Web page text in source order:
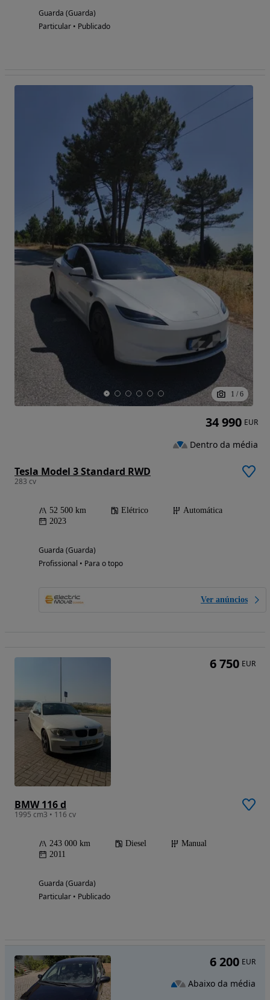
Guarda (Guarda)
Particular • Publicado
1 / 6
Tesla Model 3 Standard RWD
283 cv
52 500 km Elétrico
Automática
2023
Guarda (Guarda)
Profissional • Para o topo
Ver anúncios
34 990 EUR
Dentro da média
BMW 116 d
1995 cm3 • 116 cv
243 000 km Diesel
Manual
2011
Guarda (Guarda)
Particular • Publicado
6 750 EUR
6 200 EUR
Abaixo da média